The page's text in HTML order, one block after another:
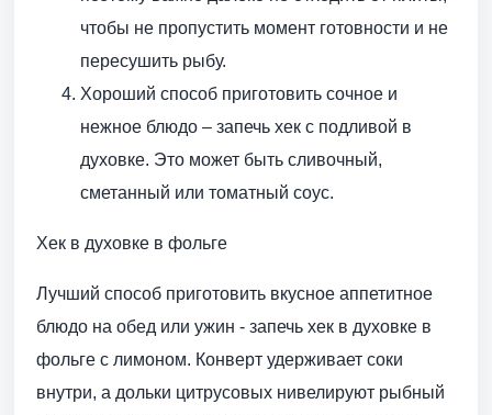
чтобы не пропустить момент готовности и не
пересушить рыбу.
Хороший способ приготовить сочное и
нежное блюдо – запечь хек с подливой в
духовке. Это может быть сливочный,
сметанный или томатный соус.
Хек в духовке в фольге
Лучший способ приготовить вкусное аппетитное
блюдо на обед или ужин - запечь хек в духовке в
фольге с лимоном. Конверт удерживает соки
внутри, а дольки цитрусовых нивелируют рыбный